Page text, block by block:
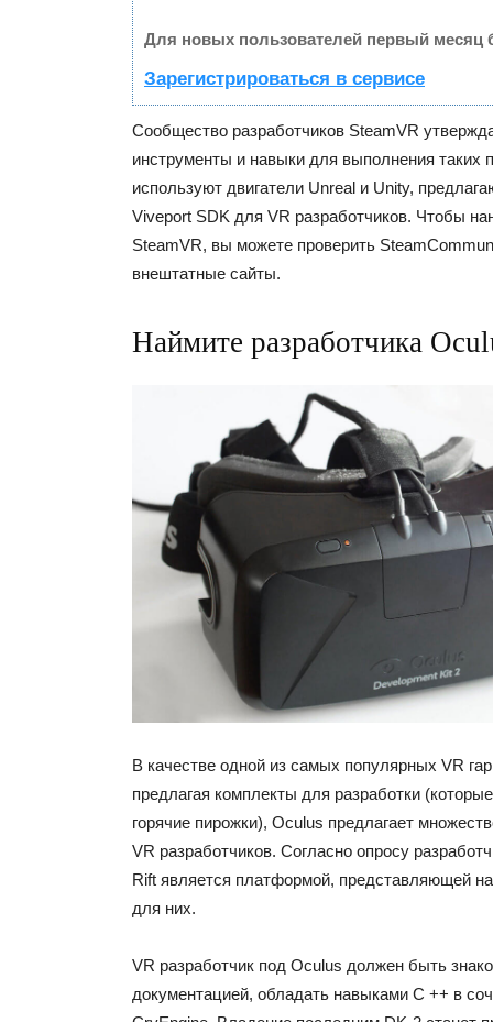
Для новых пользователей первый месяц
Зарегистрироваться в сервисе
Сообщество разработчиков SteamVR
инструменты и навыки для выполнения таких
используют двигатели Unreal и Unity,
Viveport SDK для VR разработчиков. Чтобы
SteamVR, вы можете проверить
внештатные сайты.
Наймите разработчика
В качестве одной из самых популярных VR
предлагая комплекты для разработки
горячие пирожки), Oculus предлагает
VR разработчиков. Согласно опросу
Rift является платформой, представляющей
для них.
VR разработчик под Oculus должен быть
документацией, обладать навыками C ++ в